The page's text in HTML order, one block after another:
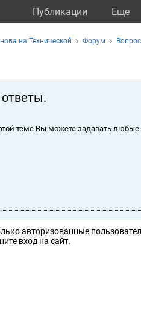
Публикации Eще
на Технической Форум
теме Вы можете задавать
авторизованные
вход на сайт.